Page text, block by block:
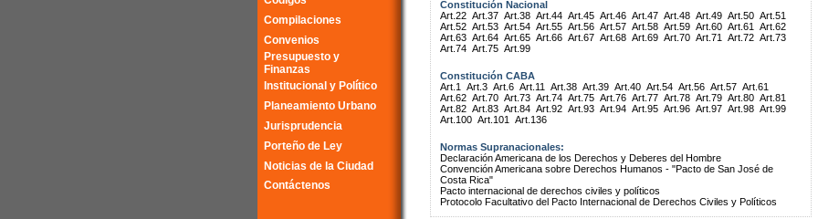
Compilaciones
Convenios
Presupuesto y
Finanzas
Institucional y Político
Planeamiento Urbano
Jurisprudencia
Porteño de Ley
Noticias de la Ciudad
Contáctenos
Constitución Nacional
Art.22 Art.37 Art.38 Art.44 Art.45 Art.46 Art.47 Art.48 Art.49 Art.50 Art.51
Art.52 Art.53 Art.54 Art.55 Art.56 Art.57 Art.58 Art.59 Art.60 Art.61
Art.62
Art.63 Art.64 Art.65 Art.66 Art.67 Art.68 Art.69 Art.70 Art.71 Art.72 Art.73
Art.74 Art.75 Art.99
Constitución CABA
Art.1
Art.3 Art.6 Art.11 Art.38 Art.39 Art.40 Art.54 Art.56 Art.57 Art.61
Art.62 Art.70 Art.73 Art.74 Art.75 Art.76 Art.77 Art.78 Art.79 Art.80 Art.81
Art.82 Art.83 Art.84 Art.92 Art.93 Art.94 Art.95 Art.96 Art.97 Art.98 Art.99
Art.100 Art.101 Art.136
Normas Supranacionales:
Declaración Americana de los Derechos y Deberes del Hombre
Convención Americana sobre Derechos Humanos - "Pacto de San José de
Costa Rica"
Pacto internacional de derechos civiles y políticos
Protocolo Facultativo del Pacto Internacional de Derechos Civiles y Políticos